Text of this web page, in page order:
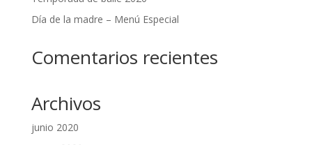
Día de la madre – Menú Especial
Comentarios recientes
Archivos
junio 2020